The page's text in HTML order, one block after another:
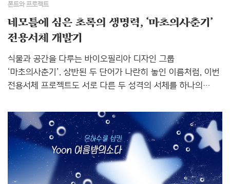
폰트와 프로젝트
네모틀에 심은 초록의 생명력, ‘마초의사춘기’
전용서체 개발기
식물과 공간을 다루는 바이오필리아 디자인 그룹
‘마초의사춘기’. 상반된 두 단어가 나란히 놓인 이름처럼, 이번
전용서체 프로젝트도 서로 다른 두 성격의 서체를 하나의
‘마초의사춘기체’와, 차분히 정보를 전하는 본문용
‘마초의일상체’. 두 벌의 서체가 어떻게 만들어졌는지,
프로젝트를 이끈 김지연 디자이너에게 물었습니다. Q. 제목용
‘마초의사춘기체’와 본문용 ‘마초의일상체’로 나눈 이원화
구조는 기획 초기부터 염두에 두었나요?A. 제가 처음부터
계획한 건 아니었어요. 킥오프 미팅 때 마초의사춘기 측에서